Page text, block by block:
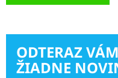
ODTERAZ
ŽIADNE